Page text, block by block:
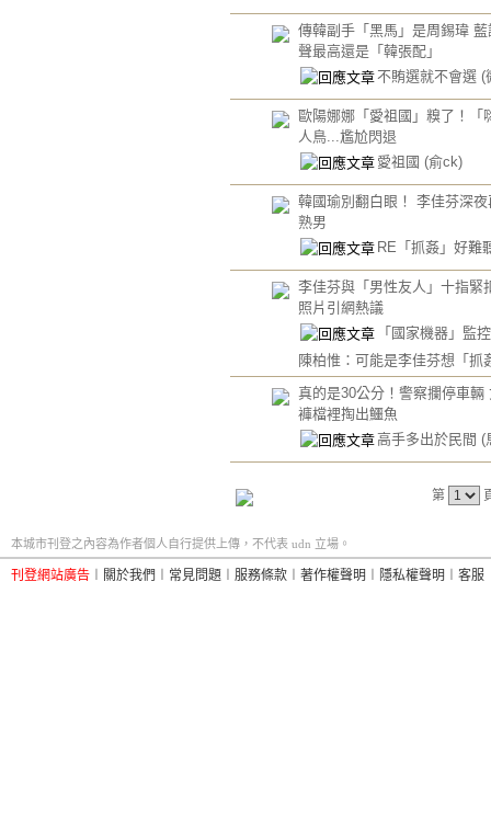
傳韓副手「黑馬」是周錫瑋
聲最高還是「韓張配」
不賄選就不會選 (
歐陽娜娜「愛祖國」糗了！「
人鳥...尷尬閃退
愛祖國 (俞ck)
韓國瑜別翻白眼！ 李佳芬深
熟男
RE「抓姦」好難
李佳芬與「男性友人」十指緊
照片引網熱議
「國家機器」監
陳柏惟：可能是李佳芬想「抓
真的是30公分！警察攔停車輛
褲檔裡掏出鱷魚
高手多出於民間 (
第
本城市刊登之內容為作者個人自行提供上傳，不代表 udn 立場。
刊登網站廣告 關於我們 常見問題 服務條款 著作權聲明 隱私權聲明 客服